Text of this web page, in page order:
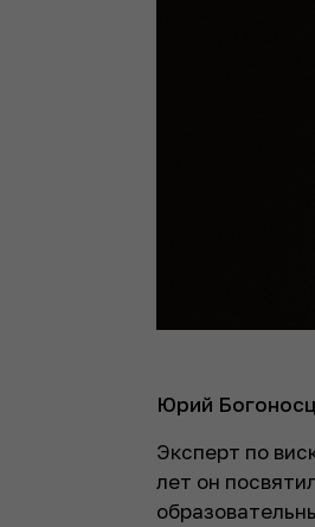
Юрий
Эксперт по
лет он